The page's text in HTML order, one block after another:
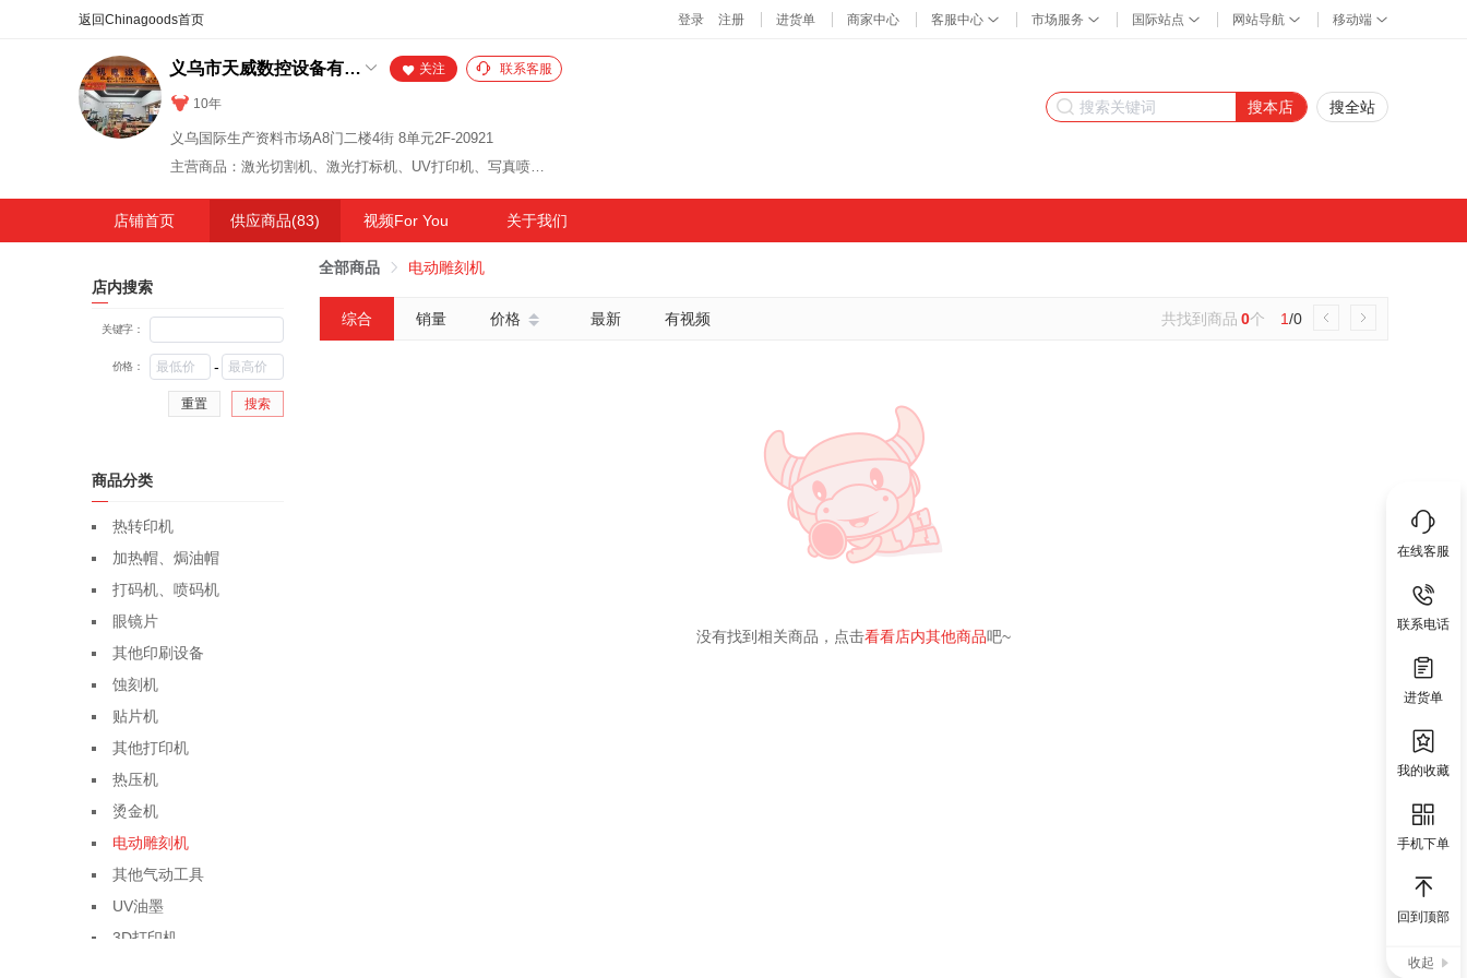
义乌市天威数控设备有限公司
10年
关注 联系客服
义乌国际生产资料市场A8门二楼4街 8单元2F-20921
主营商品：激光切割机、激光打标机、UV打印机、写真喷绘机、圆柱体uv打印机
搜本店 搜全站
在线客服
联系电话
进货单
我的收藏
手机下单
回到顶部
收起
店铺首页 供应商品(83) 视频For You 关于我们
店内搜索
关键字：
价格： -
重置 搜索
商品分类
热转印机
加热帽、焗油帽
打码机、喷码机
眼镜片
其他印刷设备
蚀刻机
贴片机
其他打印机
热压机
烫金机
电动雕刻机
其他气动工具
UV油墨
3D打印机
全部商品 电动雕刻机
综合 销量 价格 最新 有视频 共找到商品 0个 1/0
没有找到相关商品，点击看看店内其他商品吧~